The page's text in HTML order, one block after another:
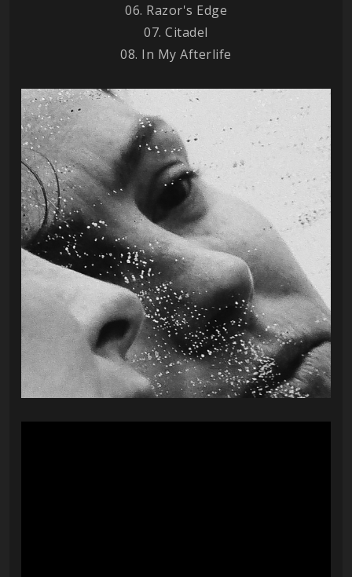
06. Razor's Edge
07. Citadel
08. In My Afterlife